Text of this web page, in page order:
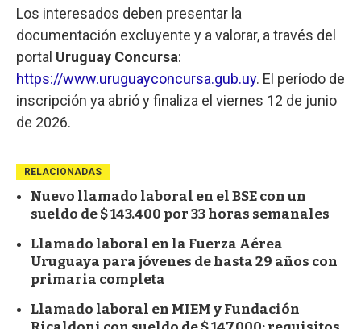
Los interesados deben presentar la
documentación excluyente y a valorar, a través del
portal Uruguay Concursa:
https://www.uruguayconcursa.gub.uy. El período de
inscripción ya abrió y finaliza el viernes 12 de junio
de 2026.
RELACIONADAS
Nuevo llamado laboral en el BSE con un
sueldo de $ 143.400 por 33 horas semanales
Llamado laboral en la Fuerza Aérea
Uruguaya para jóvenes de hasta 29 años con
primaria completa
Llamado laboral en MIEM y Fundación